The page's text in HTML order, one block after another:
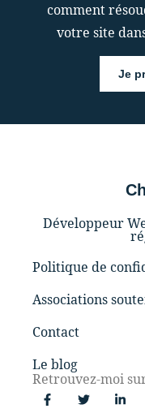
comment
votre site
Je
Développeur
Politique de
Associations
Contact
Le blog
Retrouvez-moi